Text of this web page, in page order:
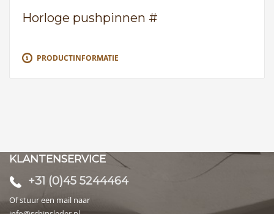
Horloge pushpinnen #
PRODUCTINFORMATIE
KLANTENSERVICE
+31 (0)45 5244464
Of stuur een mail naar